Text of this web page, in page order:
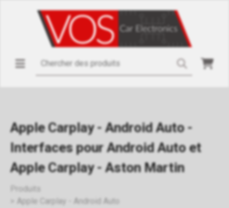
Apple Carplay - Android Auto -
Interfaces pour Android Auto et
Apple Carplay - Aston Martin
Produits
Apple Carplay - Android Auto